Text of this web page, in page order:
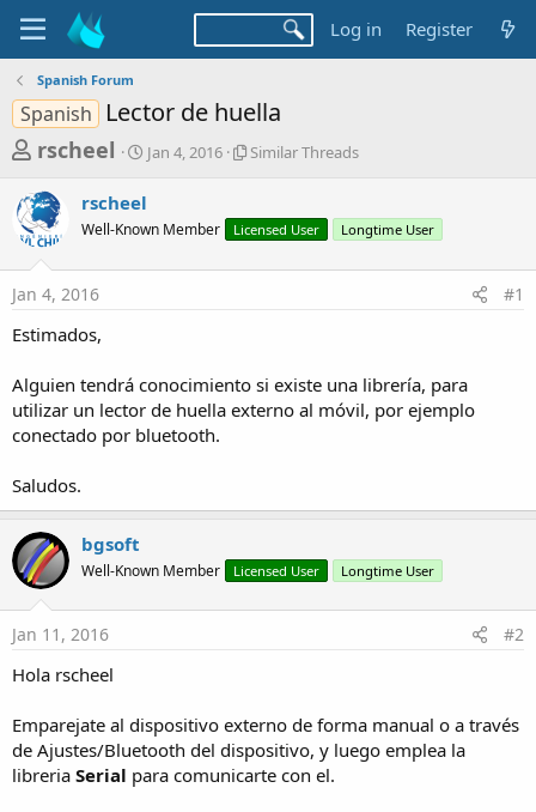
Log in Register
Spanish Forum
Spanish Lector de huella
T
r
e
a
d
s
a
r
t
e
r
rscheel
S
t
t
a
Jan 4, 2016
S
l
r
a
d
Similar Threads
rscheel
Well-Known Member Licensed User Longtime User
Jan 4, 2016 #1
Estimados,
Alguien tendrá conocimiento si existe una librería, para
utilizar un lector de huella externo al móvil, por ejemplo
conectado por bluetooth.
Saludos.
bgsoft
Well-Known Member Licensed User Longtime User
Jan 11, 2016 #2
Hola rscheel
Emparejate al dispositivo externo de forma manual o a través
de Ajustes/Bluetooth del dispositivo, y luego emplea la
libreria Serial para comunicarte con el.